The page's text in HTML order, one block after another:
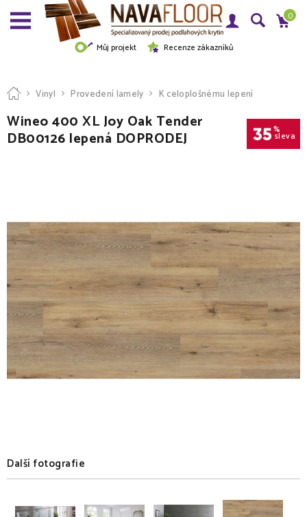
Můj projekt Recenze zákazníků
0
Vinyl Provedení lamely K celoplošnému lepení
Wineo 400 XL Joy Oak Tender
DB00126 lepená DOPRODEJ 35 %
sleva
Další fotografie